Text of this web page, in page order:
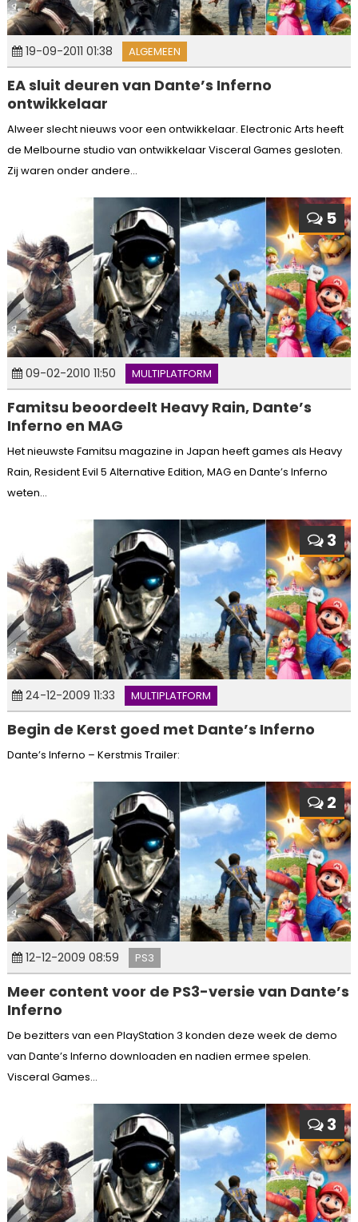
19-09-2011 01:38 ALGEMEEN
EA sluit deuren van Dante’s Inferno
ontwikkelaar
Alweer slecht nieuws voor een ontwikkelaar. Electronic Arts heeft
de Melbourne studio van ontwikkelaar Visceral Games gesloten.
Zij waren onder andere...
5
09-02-2010 11:50 MULTIPLATFORM
Famitsu beoordeelt Heavy Rain, Dante’s
Inferno en MAG
Het nieuwste Famitsu magazine in Japan heeft games als Heavy
Rain, Resident Evil 5 Alternative Edition, MAG en Dante’s Inferno
weten...
3
24-12-2009 11:33 MULTIPLATFORM
Begin de Kerst goed met Dante’s Inferno
Dante’s Inferno – Kerstmis Trailer:
2
12-12-2009 08:59 PS3
Meer content voor de PS3-versie van Dante’s
Inferno
De bezitters van een PlayStation 3 konden deze week de demo
van Dante’s Inferno downloaden en nadien ermee spelen.
Visceral Games...
3